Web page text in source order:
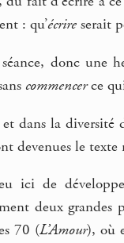
: qu’écrire serait
donc une
commencerce
dans la diversité
devenues le texte
ici de
deux grandes
70 (L’Amour), où